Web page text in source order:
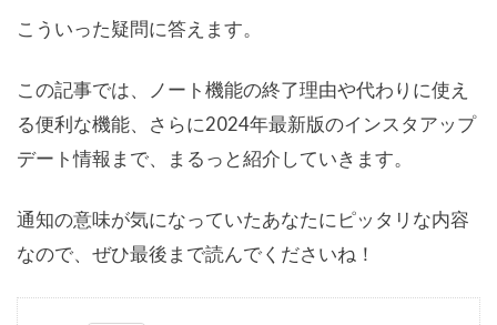
こういった疑問に答えます。
この記事では、ノート機能の終了理由や代わりに使え
る便利な機能、さらに2024年最新版のインスタアップ
デート情報まで、まるっと紹介していきます。
通知の意味が気になっていたあなたにピッタリな内容
なので、ぜひ最後まで読んでくださいね！